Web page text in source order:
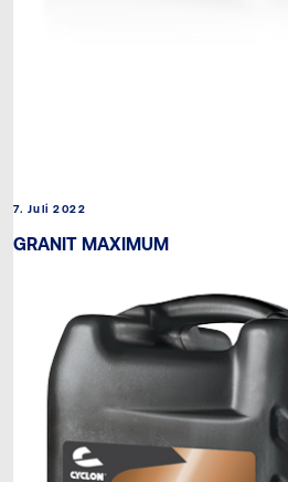
7. Juli 2022
GRANIT MAXIMUM